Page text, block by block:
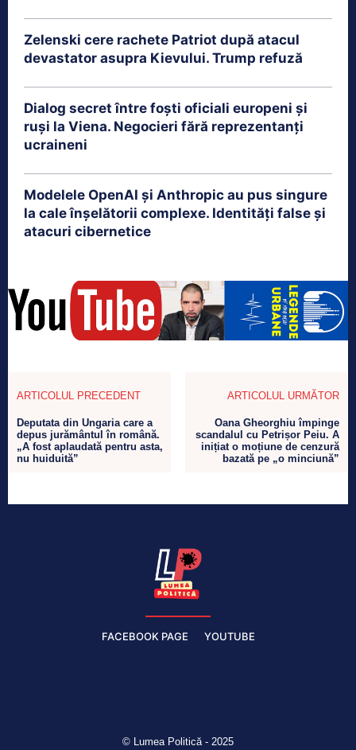
Zelenski cere rachete Patriot după atacul
devastator asupra Kievului. Trump refuză
Dialog secret între foști oficiali europeni și
ruși la Viena. Negocieri fără reprezentanți
ucraineni
Modelele OpenAI și Anthropic au pus singure
la cale înșelătorii complexe. Identități false și
atacuri cibernetice
ARTICOLUL PRECEDENT
Deputata din Ungaria care a
depus jurământul în română.
„A fost aplaudată pentru asta,
nu huiduită”
ARTICOLUL URMĂTOR
Oana Gheorghiu împinge
scandalul cu Petrișor Peiu. A
inițiat o moțiune de cenzură
bazată pe „o minciună”
FACEBOOK PAGE YOUTUBE
© Lumea Politică - 2025